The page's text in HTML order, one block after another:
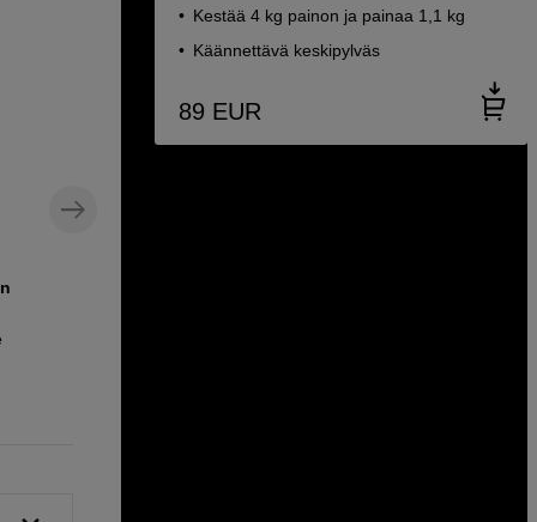
Kestää 4 kg painon ja painaa 1,1 kg
Käännettävä keskipylväs
89 EUR